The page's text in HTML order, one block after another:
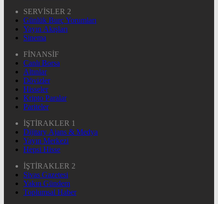
SERVİSLER 2
Günlük Burç Yorumları
Yayın Akışları
Sinema
FİNANSİF
Canlı Borsa
Altınlar
Dövizler
Hisseler
Kripto Paralar
Pariteler
İŞTİRAKLER 1
Dijitary Ajans & Medya
Yayın Merkezi
Hepsi Hisse
İŞTİRAKLER 2
Sivas Gazetesi
Yakın Gündem
Toplumsal Haber